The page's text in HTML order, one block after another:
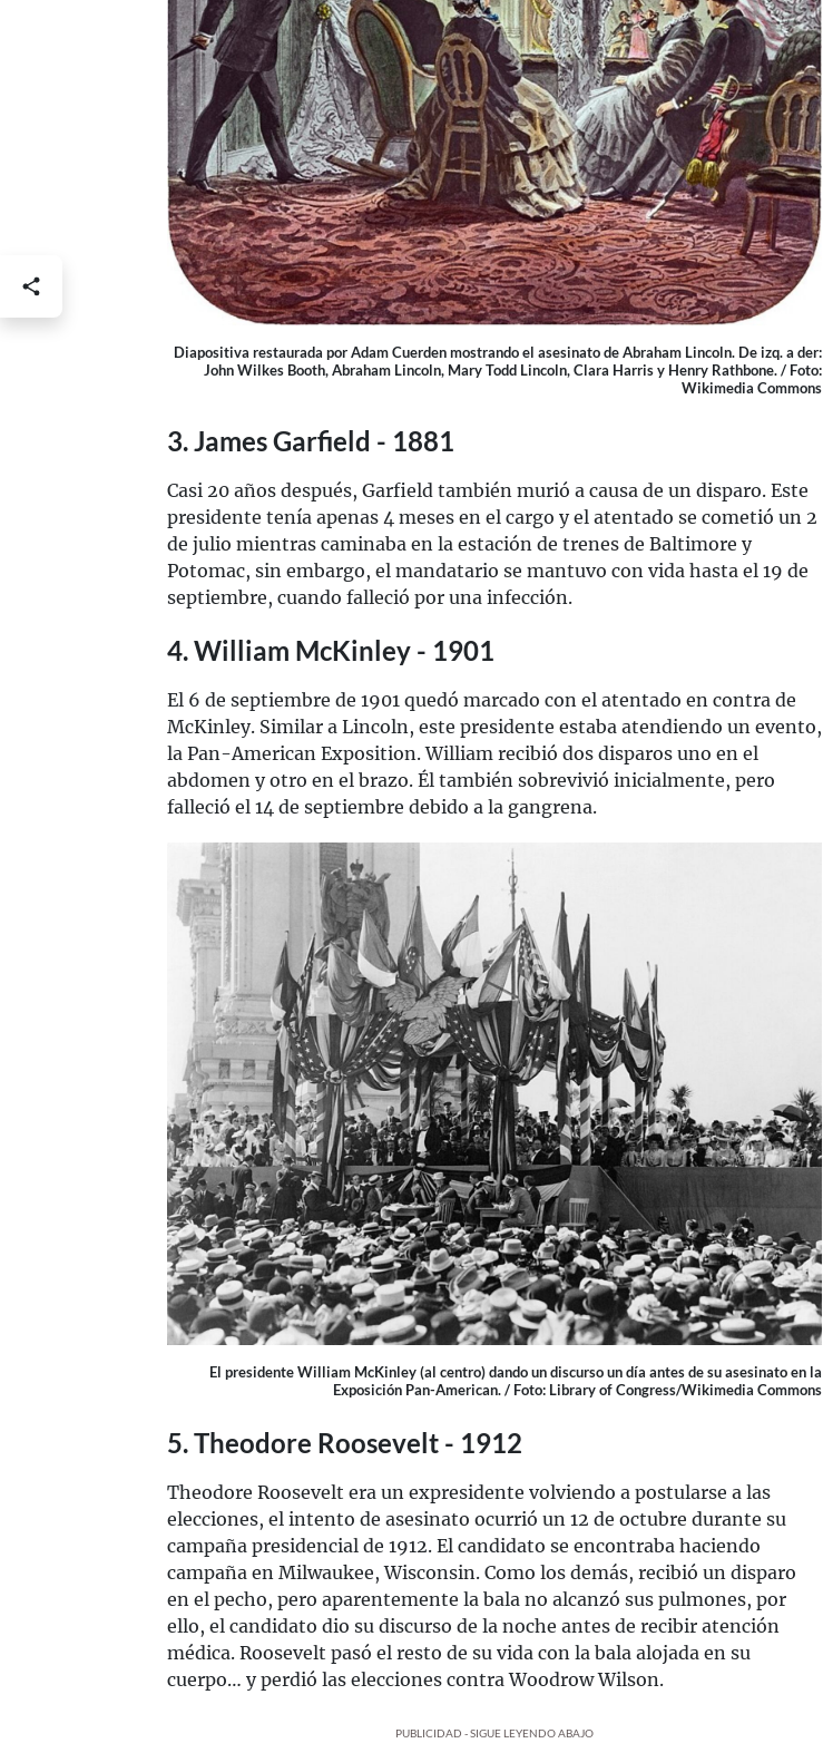
Diapositiva restaurada por Adam Cuerden mostrando el asesinato de Abraham Lincoln. De izq. a der:
John Wilkes Booth, Abraham Lincoln, Mary Todd Lincoln, Clara Harris y Henry Rathbone. / Foto:
Wikimedia Commons
3. James Garfield - 1881
Casi 20 años después, Garfield también murió a causa de un disparo. Este
presidente tenía apenas 4 meses en el cargo y el atentado se cometió un 2
de julio mientras caminaba en la estación de trenes de Baltimore y
Potomac, sin embargo, el mandatario se mantuvo con vida hasta el 19 de
septiembre, cuando falleció por una infección.
4. William McKinley - 1901
El 6 de septiembre de 1901 quedó marcado con el atentado en contra de
McKinley. Similar a Lincoln, este presidente estaba atendiendo un evento,
la Pan-American Exposition. William recibió dos disparos uno en el
abdomen y otro en el brazo. Él también sobrevivió inicialmente, pero
falleció el 14 de septiembre debido a la gangrena.
El presidente William McKinley (al centro) dando un discurso un día antes de su asesinato en la
Exposición Pan-American. / Foto: Library of Congress/Wikimedia Commons
5. Theodore Roosevelt - 1912
Theodore Roosevelt era un expresidente volviendo a postularse a las
elecciones, el intento de asesinato ocurrió un 12 de octubre durante su
campaña presidencial de 1912. El candidato se encontraba haciendo
campaña en Milwaukee, Wisconsin. Como los demás, recibió un disparo
en el pecho, pero aparentemente la bala no alcanzó sus pulmones, por
ello, el candidato dio su discurso de la noche antes de recibir atención
médica. Roosevelt pasó el resto de su vida con la bala alojada en su
cuerpo… y perdió las elecciones contra Woodrow Wilson.
PUBLICIDAD - SIGUE LEYENDO ABAJO